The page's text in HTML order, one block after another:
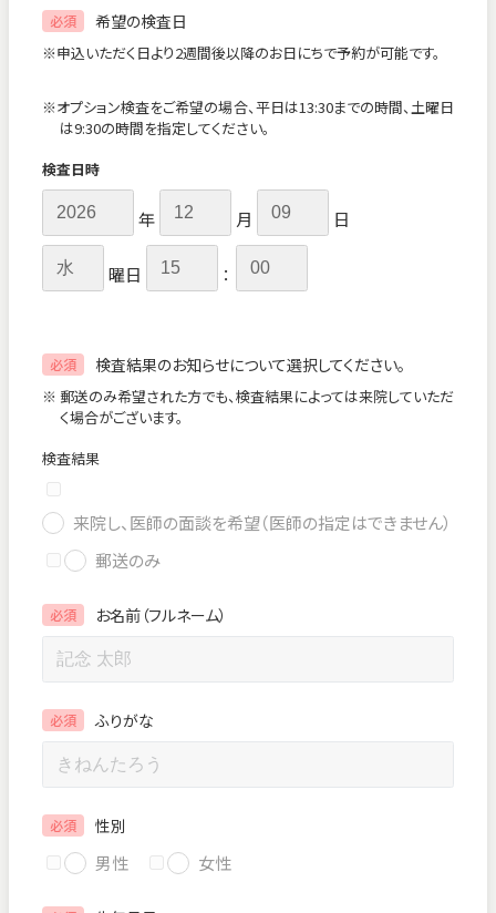
必須 希望の検査日
※申込いただく日より2週間後以降のお日にちで予約が可能です。
※オプション検査をご希望の場合、平日は13:30までの時間、土曜日
は9:30の時間を指定してください。
検査日時
年 月 日
曜日 ：
必須 検査結果のお知らせについて選択してください。
※ 郵送のみ希望された方でも、検査結果によっては来院していただ
く場合がございます。
検査結果
来院し、医師の面談を希望（医師の指定はできません）
郵送のみ
必須 お名前（フルネーム）
必須 ふりがな
必須 性別
男性 女性